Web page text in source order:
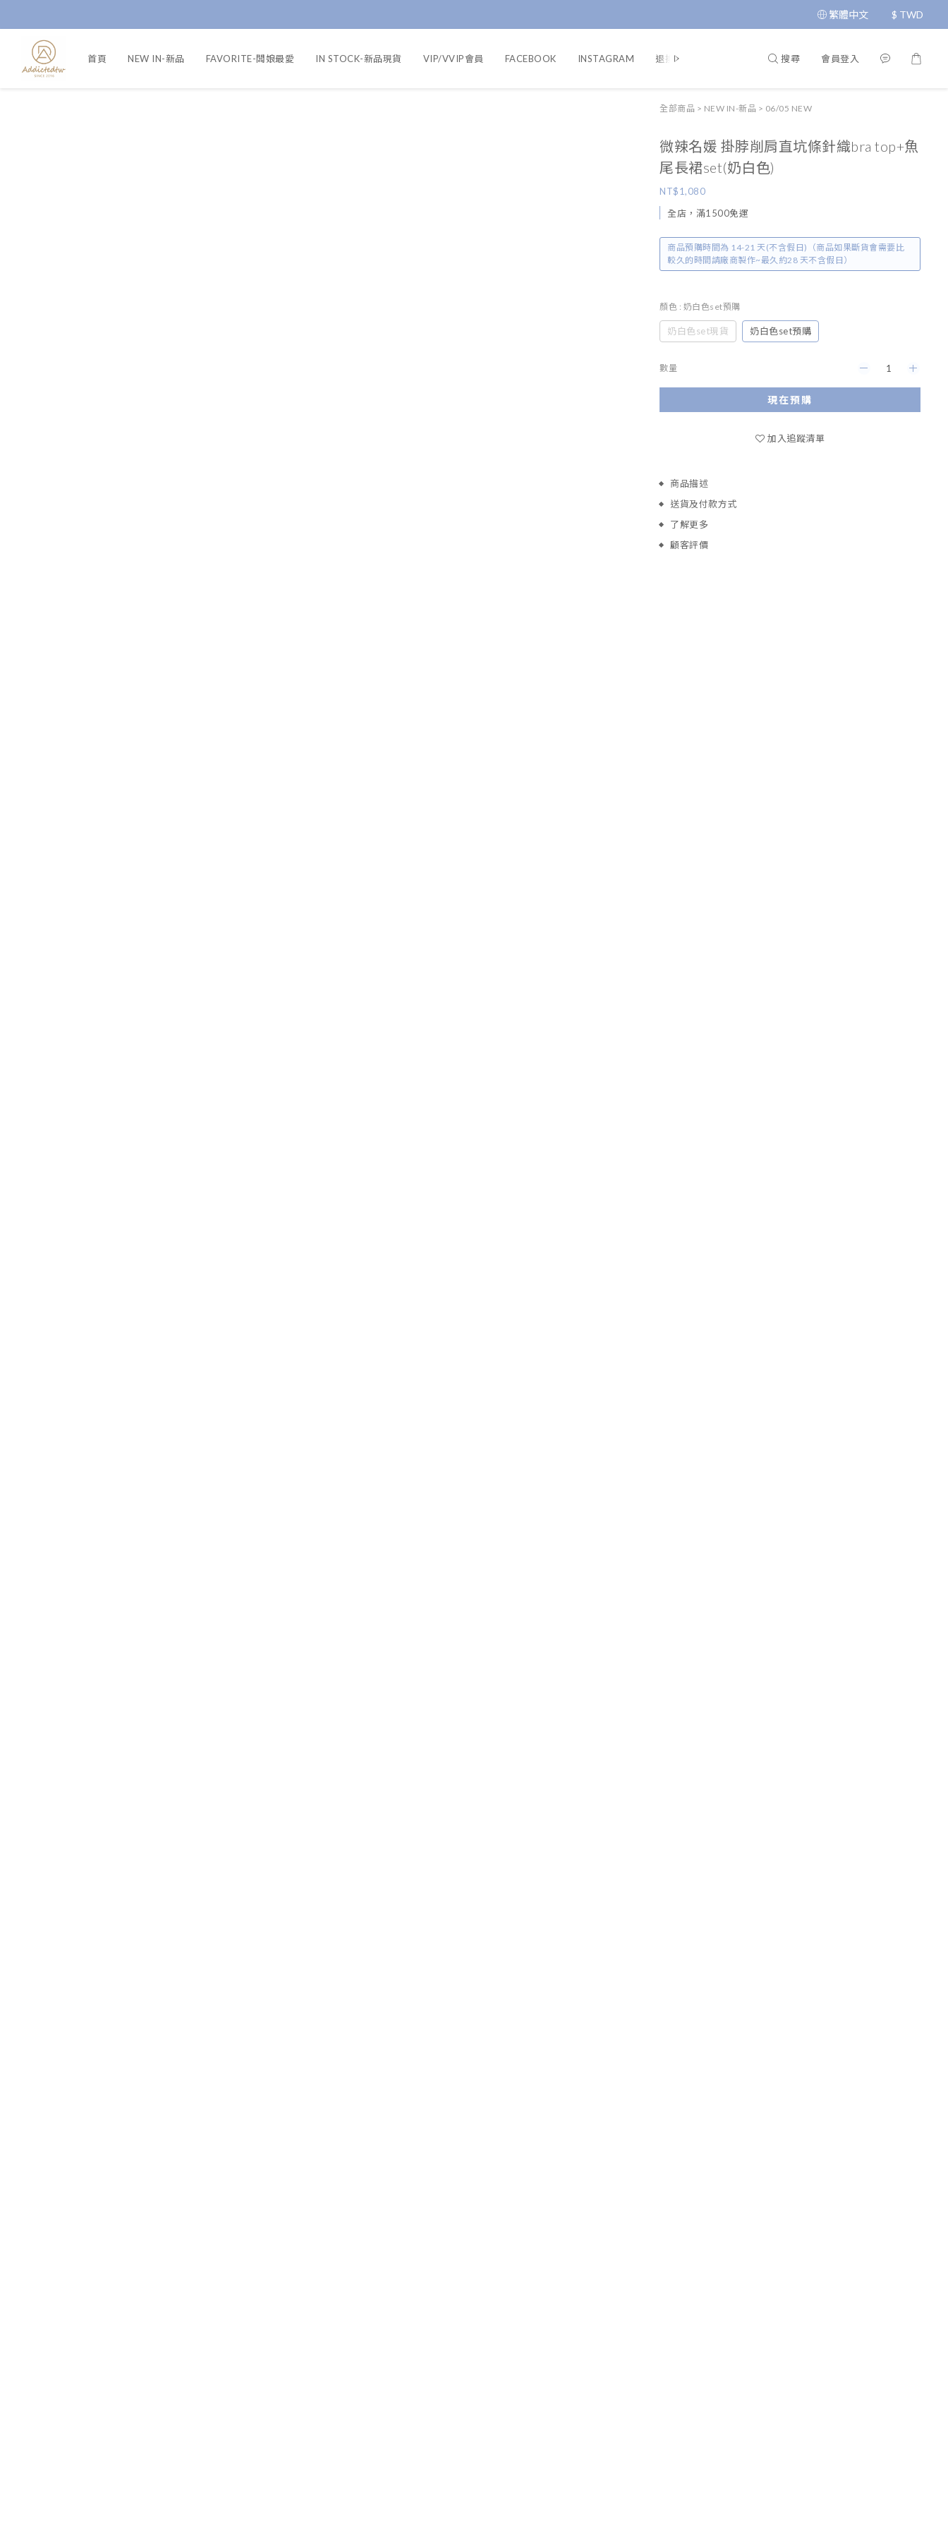
繁體中文 $ TWD
首頁 NEW IN-新品 FAVORITE-闆娘最愛 IN STOCK-新品現貨 VIP/VVIP會員 FACEBOOK INSTAGRAM 退換貨政策 條款與細則 隱私政策
搜尋 會員登入
全部商品 > NEW IN-新品 > 06/05 NEW
微辣名媛 掛脖削肩直坑條針織bra top+魚
尾長裙set(奶白色)
NT$1,080
全店，滿1500免運
商品預購時間為 14-21 天(不含假日)（商品如果斷貨會需要比
較久的時間請廠商製作~最久約28 天不含假日）
顏色 : 奶白色set預購
奶白色set現貨 奶白色set預購
數量
現在預購
加入追蹤清單
商品描述
送貨及付款方式
了解更多
顧客評價